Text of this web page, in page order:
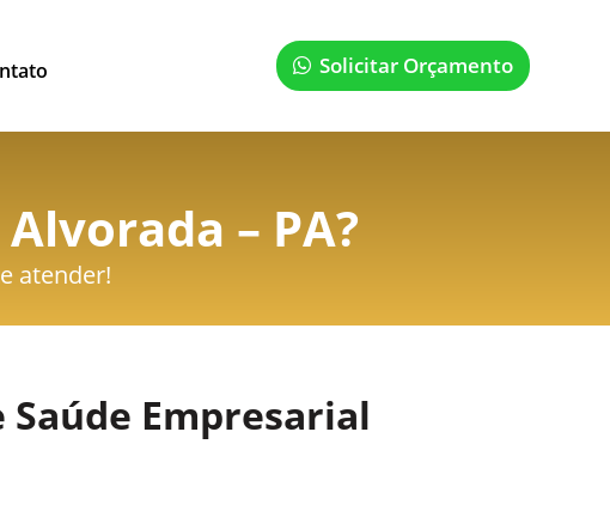
Solicitar Orçamento
– PA?
atender!
Saúde Empresarial